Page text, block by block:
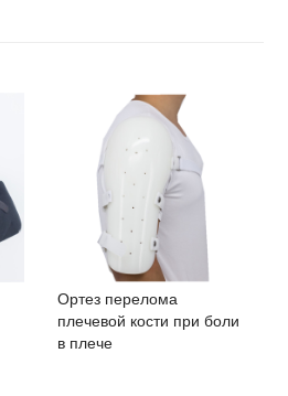
Ортез перелома
плечевой кости при боли
в плече